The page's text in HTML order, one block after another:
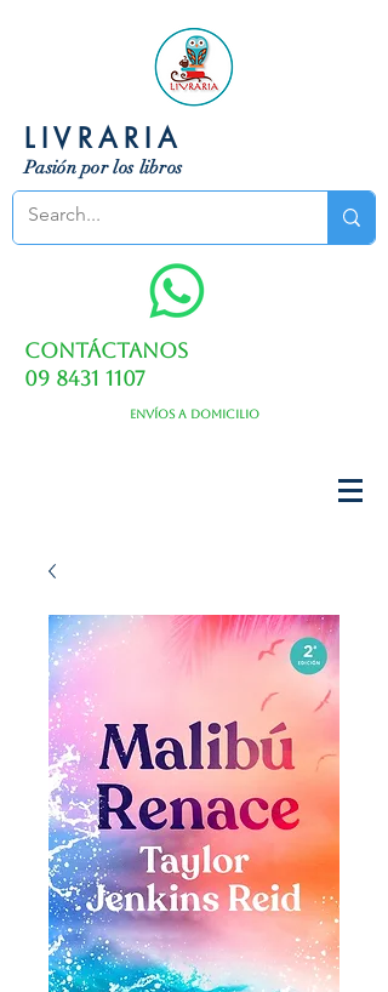
LIVRARIA
Pasión por los libros
Contáctanos
09 8431 1107
Envíos a domicilio